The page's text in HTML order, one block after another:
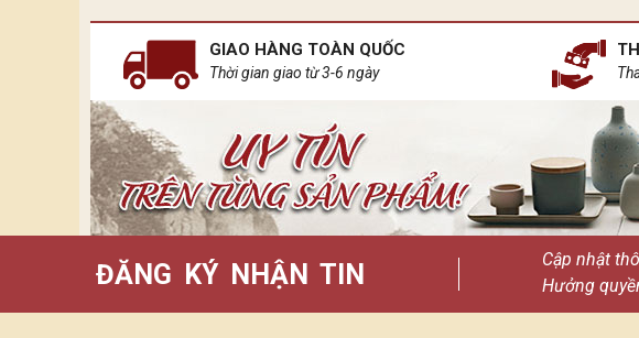
Còn ánh sáng của Bảo Khánh đến từ những chiếc đèn ngủ gốm sứ,
GIAO HÀNG TOÀN QUỐC
Thời gian giao từ 3-6 ngày
ĐĂNG KÝ NHẬN TIN
Cập nhật
Hưởng